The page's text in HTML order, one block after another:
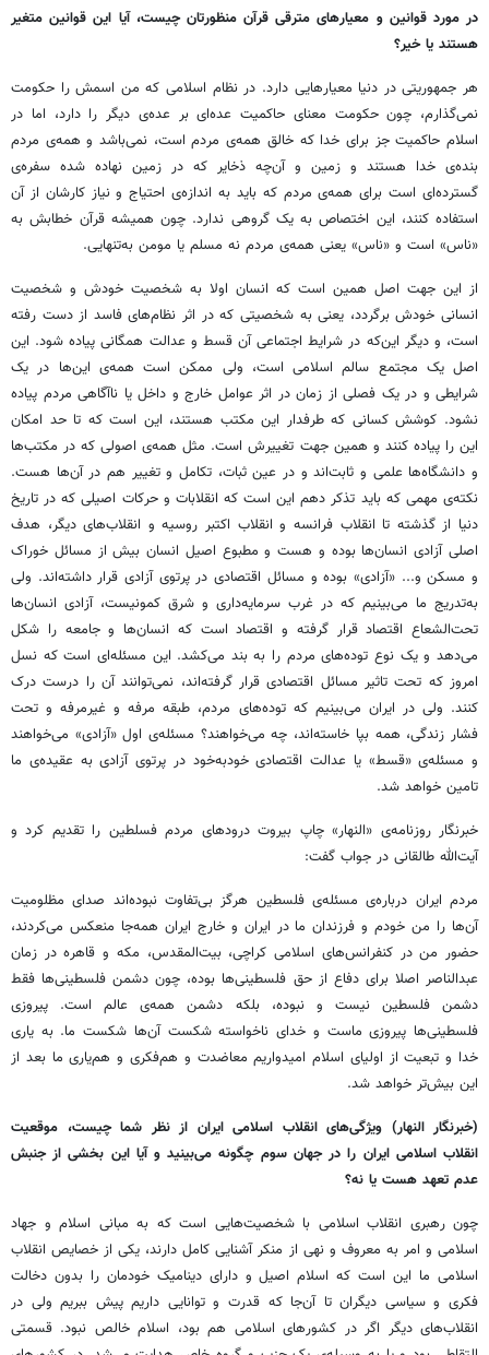
در مورد قوانین و معیارهای مترقی قرآن منظورتان چیست، آیا این قوانین متغیر
هستند یا خیر؟
هر جمهوریتی در دنیا معیارهایی دارد. در نظام اسلامی که من اسمش را حکومت
نمی‌گذارم، چون حکومت معنای حاکمیت عده‌ای بر عده‌ی دیگر را دارد، اما در
اسلام حاکمیت جز برای خدا که خالق همه‌ی مردم است، نمی‌باشد و همه‌ی مردم
بنده‌ی خدا هستند و زمین و آن‌چه ذخایر که در زمین نهاده شده سفره‌ی
گسترده‌ای است برای همه‌ی مردم که باید به اندازه‌ی احتیاج و نیاز کارشان از آن
استفاده کنند،‌ این اختصاص به یک گروهی ندارد. چون همیشه قرآن خطابش به
«ناس» است و «ناس» یعنی همه‌ی مردم نه مسلم یا مومن به‌تنهایی.
از این جهت اصل همین است که انسان اولا به شخصیت خودش و شخصیت
انسانی خودش برگردد،‌ یعنی به شخصیتی که در اثر نظام‌های فاسد از دست رفته
است، و دیگر این‌که در شرایط اجتماعی آن قسط و عدالت همگانی پیاده شود. این
اصل یک مجتمع سالم اسلامی است، ولی ممکن است همه‌ی این‌ها در یک
شرایطی و در یک فصلی از زمان در اثر عوامل خارج و داخل یا ناآگاهی مردم پیاده
نشود. کوشش کسانی که طرفدار این مکتب هستند،‌ این است که تا حد امکان
این را پیاده کنند و همین جهت تغییرش است. مثل همه‌ی اصولی که در مکتب‌ها
و دانشگاه‌ها علمی و ثابت‌اند و در عین ثبات، تکامل و تغییر هم در آن‌ها هست.
نکته‌ی مهمی که باید تذکر دهم این است که انقلابات و حرکات اصیلی که در تاریخ
دنیا از گذشته تا انقلاب فرانسه و انقلاب اکتبر روسیه و انقلاب‌های دیگر، هدف
اصلی آزادی انسان‌ها بوده و هست و مطبوع اصیل انسان بیش از مسائل خوراک
و مسکن و... «آزادی» بوده و مسائل اقتصادی در پرتوی آزادی قرار داشته‌اند. ولی
به‌تدریج ما می‌بینیم که در غرب سرمایه‌داری و شرق کمونیست،‌ آزادی انسان‌ها
تحت‌الشعاع اقتصاد قرار گرفته و اقتصاد است که انسان‌ها و جامعه را شکل
می‌دهد و یک نوع توده‌های مردم را به بند می‌کشد. این مسئله‌ای است که نسل
امروز که تحت تاثیر مسائل اقتصادی قرار گرفته‌اند، نمی‌توانند آن را درست درک
کنند. ولی در ایران می‌بینیم که توده‌های مردم، طبقه مرفه و غیرمرفه و تحت
فشار زندگی، همه بپا خاسته‌اند، چه می‌خواهند؟ مسئله‌ی اول «آزادی» می‌خواهند
و مسئله‌ی «قسط» یا عدالت اقتصادی خودبه‌خود در پرتوی آزادی به عقیده‌ی ما
تامین خواهد شد.
خبرنگار روزنامه‌ی «النهار» چاپ بیروت درودهای مردم فسلطین را تقدیم کرد و
آیت‌الله طالقانی در جواب گفت:
مردم ایران درباره‌ی مسئله‌ی فلسطین هرگز بی‌تفاوت نبوده‌اند صدای مظلومیت
آن‌ها را من خودم و فرزندان ما در ایران و خارج ایران همه‌جا منعکس می‌کردند،
حضور من در کنفرانس‌های اسلامی کراچی، بیت‌المقدس، مکه و قاهره در زمان
عبدالناصر اصلا برای دفاع از حق فلسطینی‌ها بوده، چون دشمن فلسطینی‌ها فقط
دشمن فلسطین نیست و نبوده، بلکه دشمن همه‌ی عالم است. پیروزی
فلسطینی‌ها پیروزی ماست و خدای ناخواسته شکست آن‌ها شکست ما. به یاری
خدا و تبعیت از اولیای اسلام امیدواریم معاضدت و هم‌فکری و هم‌یاری ما بعد از
این بیش‌تر خواهد شد.
(خبرنگار النهار) ویژگی‌های انقلاب اسلامی ایران از نظر شما چیست، موقعیت
انقلاب اسلامی ایران را در جهان سوم چگونه می‌بینید و آیا این بخشی از جنبش
عدم تعهد هست یا نه؟
چون رهبری انقلاب اسلامی با شخصیت‌هایی است که به مبانی اسلام و جهاد
اسلامی و امر به معروف و نهی از منکر آشنایی کامل دارند، یکی از خصایص انقلاب
اسلامی ما این است که اسلام اصیل و دارای دینامیک خودمان را بدون دخالت
فکری و سیاسی دیگران تا آن‌جا که قدرت و توانایی داریم پیش ببریم ولی در
انقلاب‌های دیگر اگر در کشورهای اسلامی هم بود، اسلام خالص نبود. قسمتی